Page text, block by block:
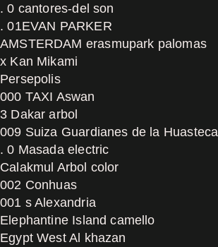
. 0 cantores-del son
. 01EVAN PARKER
AMSTERDAM erasmupark palomas
x Kan Mikami
Persepolis
000 TAXI Aswan
3 Dakar arbol
009 Suiza Guardianes de la Huasteca
. 0 Masada electric
Calakmul Arbol color
002 Conhuas
001 s Alexandria
Elephantine Island camello
Egypt West Al khazan